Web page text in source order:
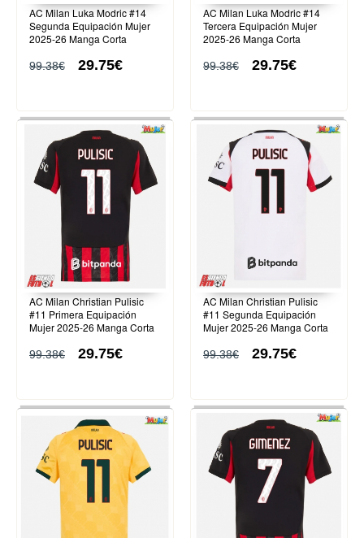
AC Milan Luka Modric #14
Segunda Equipación Mujer
2025-26 Manga Corta
99.38€ 29.75€
AC Milan Luka Modric #14
Tercera Equipación Mujer
2025-26 Manga Corta
99.38€ 29.75€
AC Milan Christian Pulisic
#11 Primera Equipación
Mujer 2025-26 Manga Corta
99.38€ 29.75€
AC Milan Christian Pulisic
#11 Segunda Equipación
Mujer 2025-26 Manga Corta
99.38€ 29.75€